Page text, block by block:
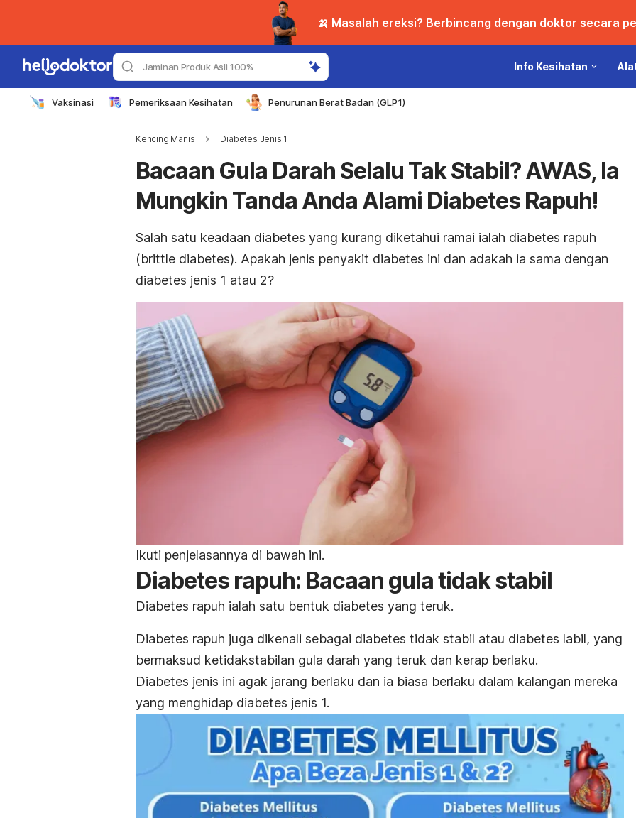
🍌 Masalah ereksi? Berbincang dengan doktor secara
Jaminan Produk Asli 100% Info Kesihatan
Vaksinasi Pemeriksaan Kesihatan Penurunan Berat Badan (GLP1)
Kencing Manis Diabetes Jenis 1
Bacaan Gula Darah Selalu Tak Stabil? AWAS, Ia
Mungkin Tanda Anda Alami Diabetes Rapuh!
Salah satu keadaan diabetes yang kurang diketahui ramai ialah diabetes rapuh
(brittle diabetes). Apakah jenis penyakit diabetes ini dan adakah ia sama dengan
diabetes jenis 1 atau 2?
Ikuti penjelasannya di bawah ini.
Diabetes rapuh: Bacaan gula tidak stabil
Diabetes rapuh ialah satu bentuk diabetes yang teruk.
Diabetes rapuh juga dikenali sebagai diabetes tidak stabil atau diabetes labil, yang
bermaksud ketidakstabilan gula darah yang teruk dan kerap berlaku.
Diabetes jenis ini agak jarang berlaku dan ia biasa berlaku dalam kalangan mereka
yang menghidap diabetes jenis 1.